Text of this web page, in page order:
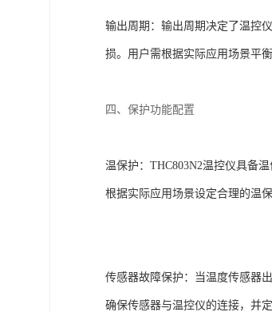
输出周期 ：输出周期决定了温控
损。用户需根据实际应用场景平
四、保护功能配置
温保护 ：THC803N2温控仪具备
根据实际应用场景设定合理的温
传感器故障保护 ：当温度传感器
确保传感器与温控仪的连接，并